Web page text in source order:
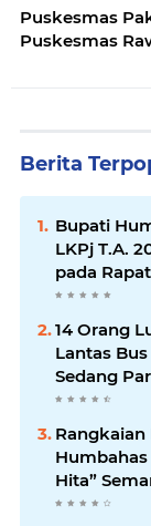
Puskesmas
Puskesmas
Berita
Bupati
LKPj T.A.
pada
14 Orang
Lantas
Sedang
Rangkaian
Humbahas
Hita”
Bukit